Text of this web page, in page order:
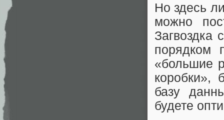
Но здесь
можно
Загвоздка
порядком
«большие
коробки»,
базу
будете